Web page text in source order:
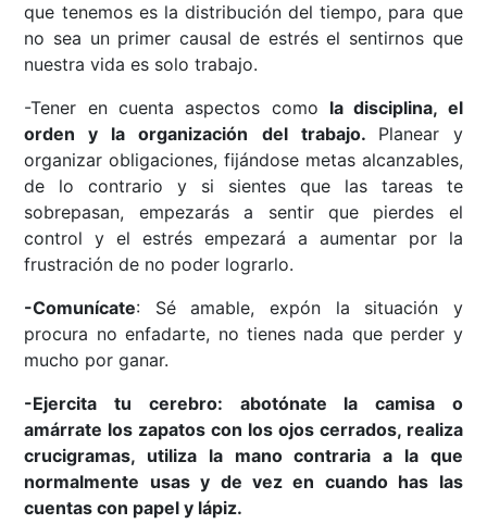
que tenemos es la distribución del tiempo, para que
no sea un primer causal de estrés el sentirnos que
nuestra vida es solo trabajo.
-Tener en cuenta aspectos como la disciplina, el
orden y la organización del trabajo. Planear y
organizar obligaciones, fijándose metas alcanzables,
de lo contrario y si sientes que las tareas te
sobrepasan, empezarás a sentir que pierdes el
control y el estrés empezará a aumentar por la
frustración de no poder lograrlo.
-Comunícate: Sé amable, expón la situación y
procura no enfadarte, no tienes nada que perder y
mucho por ganar.
-Ejercita tu cerebro: abotónate la camisa o
amárrate los zapatos con los ojos cerrados, realiza
crucigramas, utiliza la mano contraria a la que
normalmente usas y de vez en cuando has las
cuentas con papel y lápiz.